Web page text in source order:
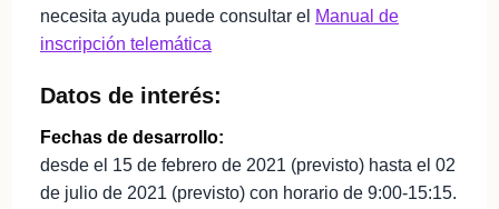
necesita ayuda puede consultar el Manual de
inscripción telemática
Datos de interés:
Fechas de desarrollo:
desde el 15 de febrero de 2021 (previsto) hasta el 02
de julio de 2021 (previsto) con horario de 9:00-15:15.